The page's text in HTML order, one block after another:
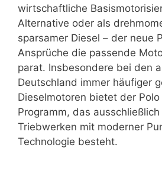
wirtschaftliche
Alternative oder als
sparsamer Diesel – der neue
Ansprüche die passende
parat. Insbesondere bei den
Deutschland immer häufiger
Dieselmotoren bietet der
Programm, das
Triebwerken mit moderner
Technologie besteht.